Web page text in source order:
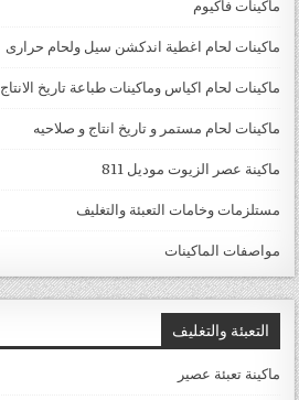
ماكينات فاكيوم
ماكينات لحام اغطية اندكشن سيل ولحام حرارى
ماكينات لحام اكياس وماكينات طباعة تاريخ الانتاج
ماكينات لحام مستمر و تاريخ انتاج و صلاحيه
ماكينة عصر الزيوت موديل 811
مستلزمات وخامات التعبئة والتغليف
مواصفات الماكينات
التعبئة والتغليف
ماكينة تعبئة عصير